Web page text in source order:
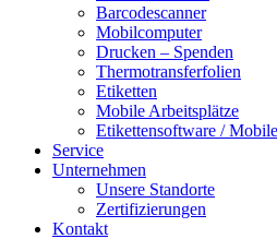
Barcodescanner
Mobilcomputer
Drucken – Spenden
Thermotransferfolien
Etiketten
Mobile Arbeitsplätze
Etikettensoftware /
Service
Unternehmen
Unsere Standorte
Zertifizierungen
Kontakt